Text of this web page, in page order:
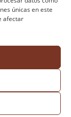
únicas en este
afectar
de